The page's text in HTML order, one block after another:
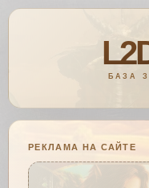
РЕКЛАМА НА САЙТЕ